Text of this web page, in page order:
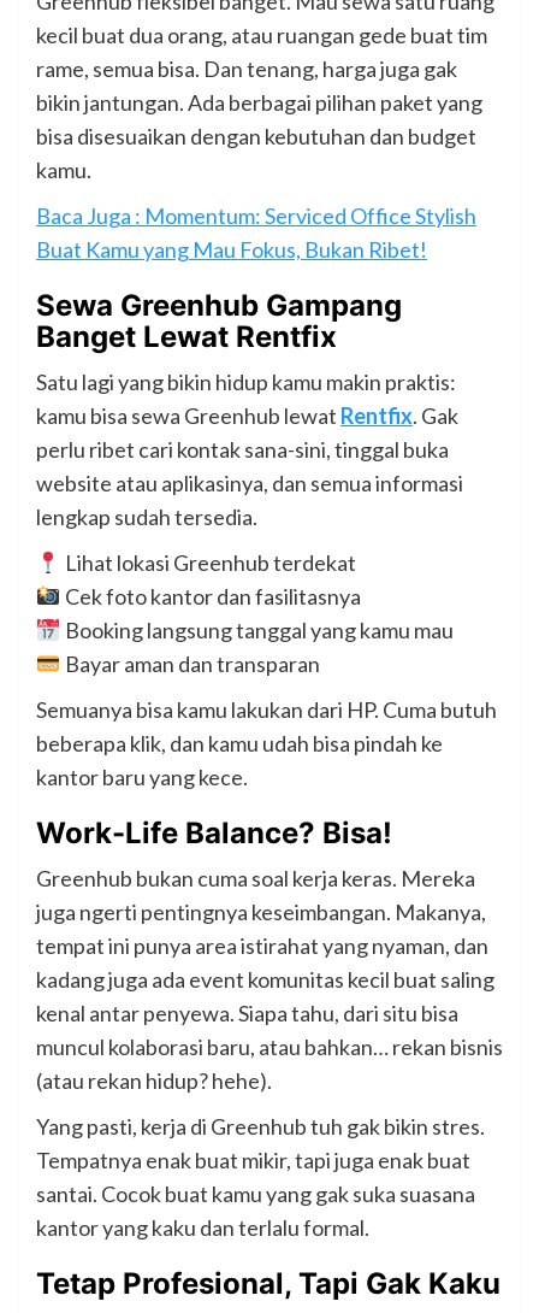
kecil buat dua orang, atau ruangan gede buat tim
rame, semua bisa. Dan tenang, harga juga gak
bikin jantungan. Ada berbagai pilihan paket yang
bisa disesuaikan dengan kebutuhan dan budget
kamu.
Baca Juga : Momentum: Serviced Office Stylish
Buat Kamu yang Mau Fokus, Bukan Ribet!
Sewa Greenhub Gampang
Banget Lewat Rentfix
Satu lagi yang bikin hidup kamu makin praktis:
kamu bisa sewa Greenhub lewat Rentfix. Gak
perlu ribet cari kontak sana-sini, tinggal buka
website atau aplikasinya, dan semua informasi
lengkap sudah tersedia.
Lihat lokasi Greenhub terdekat
Cek foto kantor dan fasilitasnya
Booking langsung tanggal yang kamu mau
Bayar aman dan transparan
Semuanya bisa kamu lakukan dari HP. Cuma butuh
beberapa klik, dan kamu udah bisa pindah ke
kantor baru yang kece.
Work-Life Balance? Bisa!
Greenhub bukan cuma soal kerja keras. Mereka
juga ngerti pentingnya keseimbangan. Makanya,
tempat ini punya area istirahat yang nyaman, dan
kadang juga ada event komunitas kecil buat saling
kenal antar penyewa. Siapa tahu, dari situ bisa
muncul kolaborasi baru, atau bahkan… rekan bisnis
(atau rekan hidup? hehe).
Yang pasti, kerja di Greenhub tuh gak bikin stres.
Tempatnya enak buat mikir, tapi juga enak buat
santai. Cocok buat kamu yang gak suka suasana
kantor yang kaku dan terlalu formal.
Tetap Profesional, Tapi Gak Kaku